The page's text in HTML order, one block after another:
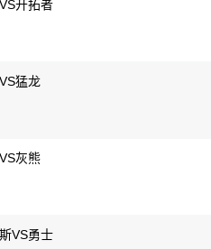
开拓者
猛龙
灰熊
VS勇士